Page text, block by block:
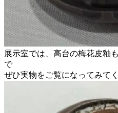
展示室では、高台の梅花皮釉
で
ぜひ実物をご覧になってみてく